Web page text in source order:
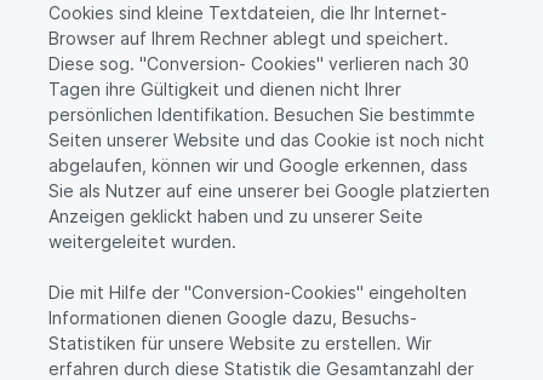
Cookies sind kleine Textdateien, die Ihr Internet-
Browser auf Ihrem Rechner ablegt und speichert.
Diese sog. "Conversion- Cookies" verlieren nach 30
Tagen ihre Gültigkeit und dienen nicht Ihrer
persönlichen Identifikation. Besuchen Sie bestimmte
Seiten unserer Website und das Cookie ist noch nicht
abgelaufen, können wir und Google erkennen, dass
Sie als Nutzer auf eine unserer bei Google platzierten
Anzeigen geklickt haben und zu unserer Seite
weitergeleitet wurden.
Die mit Hilfe der "Conversion-Cookies" eingeholten
Informationen dienen Google dazu, Besuchs-
Statistiken für unsere Website zu erstellen. Wir
erfahren durch diese Statistik die Gesamtanzahl der